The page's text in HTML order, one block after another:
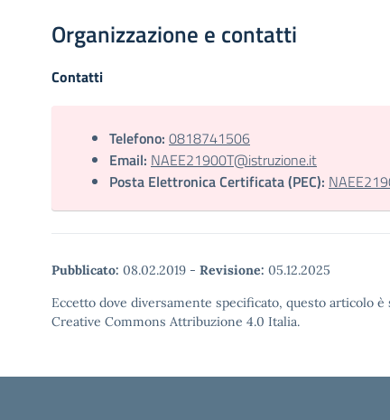
Organizzazione e contatti
Contatti
Telefono: 0818741506
Email: NAEE21900T@istruzione.it
Posta Elettronica Certificata (PEC):
Pubblicato: 08.02.2019 - Revisione: 05.12.2025
Eccetto dove diversamente specificato, questo articolo
Creative Commons Attribuzione 4.0 Italia.